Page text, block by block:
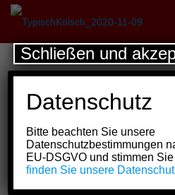
16. Februar 2020
Datenschutz
Bitte beachten Sie unsere
Datenschutzbestimmungen
EU-DSGVO und stimmen
finden Sie unsere
Schließen und